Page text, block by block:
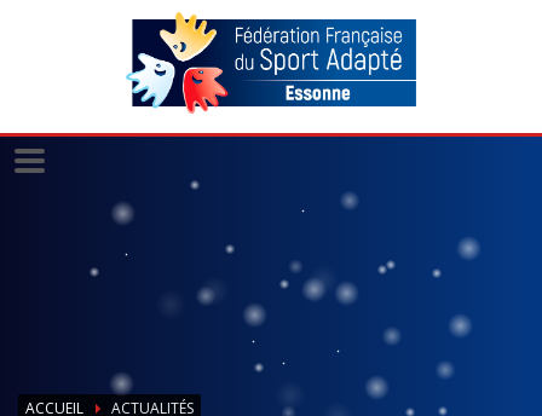
ACCUEIL ACTUALITÉS
Panneau de gestion des cookies